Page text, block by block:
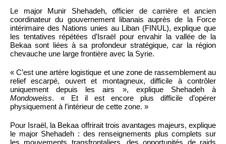
Le major Munir Shehadeh, officier de carrière et ancien
coordinateur du gouvernement libanais auprès de la Force
intérimaire des Nations unies au Liban (FINUL), explique que
les tentatives répétées d’Israël pour envahir la vallée de la
Bekaa sont liées à sa profondeur stratégique, car la région
chevauche une large frontière avec la Syrie.
« C’est une artère logistique et une zone de rassemblement au
relief escarpé, ouvert et montagneux, difficile à contrôler
uniquement depuis les airs », explique Shehadeh à
Mondoweiss. « Et il est encore plus difficile d’opérer
physiquement à l’intérieur de cette zone. »
Pour Israël, la Bekaa offrirait trois avantages majeurs, explique
le major Shehadeh : des renseignements plus complets sur
les mouvements transfrontaliers, des opportunités de raids